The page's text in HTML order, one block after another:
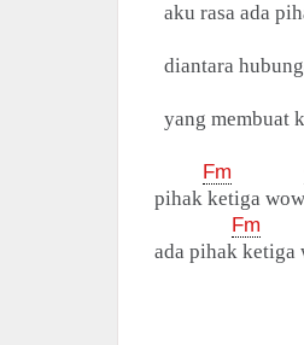
aku rasa ada
diantara
yang membuat
Fm
pihak ketiga
Fm
ada pihak ketiga